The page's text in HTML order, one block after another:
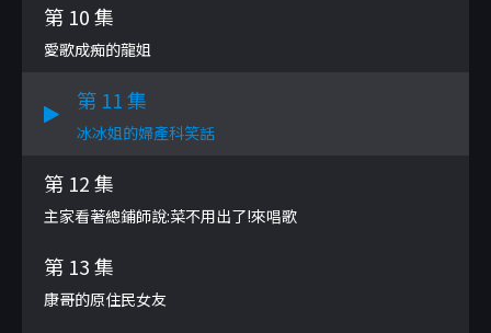
第 10 集
愛歌成痴的龍姐
第 11 集
冰冰姐的婦產科笑話
第 12 集
主家看著總鋪師說:菜不用出了!來唱歌
第 13 集
康哥的原住民女友